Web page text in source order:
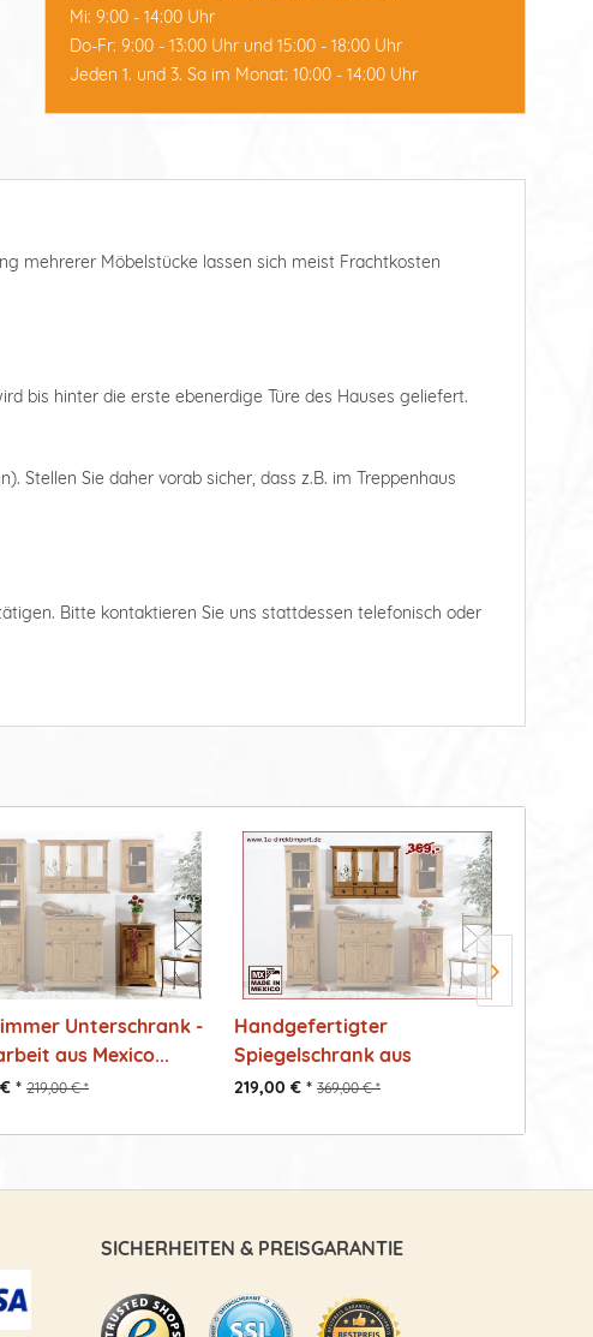
Mi: 9:00 - 14:00 Uhr
Do-Fr: 9:00 - 13:00 Uhr und 15:00 - 18:00 Uhr
Jeden 1. und 3. Sa im Monat: 10:00 - 14:00 Uhr
mehrerer Möbelstücke lassen sich meist Frachtkosten
bis hinter die erste ebenerdige Türe des Hauses geliefert.
Stellen Sie daher vorab sicher, dass z.B. im Treppenhaus
Bitte kontaktieren Sie uns stattdessen telefonisch oder
Unterschrank -
aus Mexico...
* 219,00 € *
Handgefertigter
Spiegelschrank aus
Massivholz -...
219,00 € * 369,00 € *
SICHERHEITEN & PREISGARANTIE